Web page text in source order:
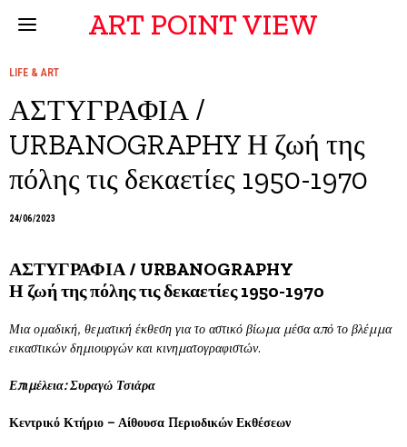
ART POINT VIEW
LIFE & ART
ΑΣΤΥΓΡΑΦΙΑ /
URBANOGRAPHY Η ζωή της
πόλης τις δεκαετίες 1950-1970
24/06/2023
ΑΣΤΥΓΡΑΦΙΑ / URBANOGRAPHY
Η ζωή της πόλης τις δεκαετίες 1950-1970
Μια ομαδική, θεματική έκθεση για το αστικό βίωμα μέσα από το βλέμμα
εικαστικών δημιουργών και κινηματογραφιστών.
Επιμέλεια: Συραγώ Τσιάρα
Κεντρικό Κτήριο – Αίθουσα Περιοδικών Εκθέσεων